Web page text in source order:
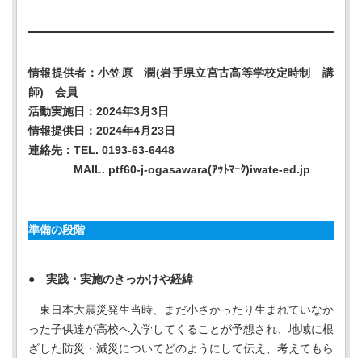
情報提供者：小笠原 潤(岩手県立宮古高等学校定時制 講
師) 会員
活動実施日：2024年3月3日
情報提供日：2024年4月23日
連絡先：TEL. 0193-63-6448
MAIL. ptf60-j-ogasawara(ｱｯﾄﾏｰｸ)iwate-ed.jp
準備の段階
● 実践・実施のきっかけや経緯
東日本大震災発生当時、まだ小さかったり生まれていなか
った子供達が高校へ入学してくることが予想され、地域に根
ざした防災・減災についてどのようにして伝え、考えてもら